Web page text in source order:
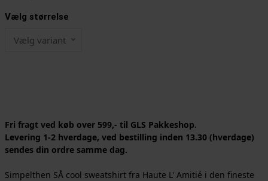
Vælg størrelse
Vælg variant
Fri fragt ved køb over 599,- til GLS Pakkeshop.
Levering 1-2 hverdage, ved bestilling inden 13.30 (hverdage)
sendes din ordre samme dag.
Simpelthen SÅ cool sweatshirt fra Haute L' Amitié i den fineste